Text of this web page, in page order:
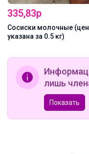
335,83р
Сосиски молочные
указана за 0.5 кг)
лишь
Показать